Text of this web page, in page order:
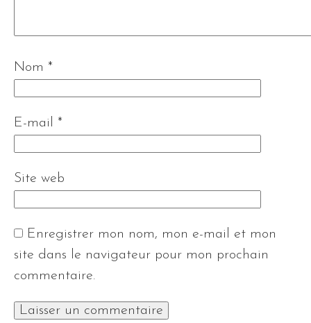
Nom *
E-mail *
Site web
Enregistrer mon nom, mon e-mail et mon
site dans le navigateur pour mon prochain
commentaire.